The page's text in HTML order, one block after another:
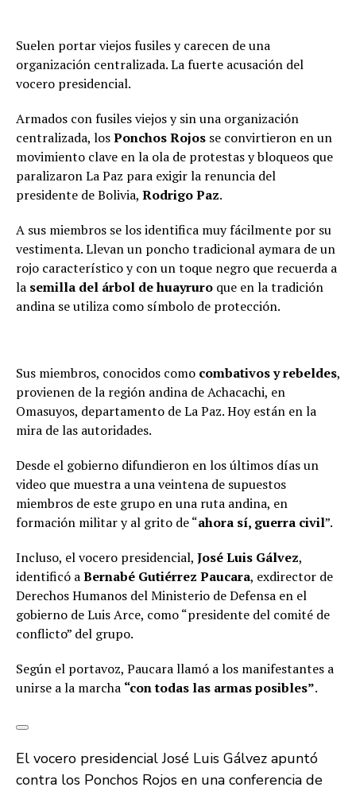
Suelen portar viejos fusiles y carecen de una
organización centralizada. La fuerte acusación del
vocero presidencial.
Armados con fusiles viejos y sin una organización
centralizada, losPonchos Rojos se convirtieron en un
movimiento clave en la ola de protestas y bloqueos que
paralizaron La Paz para exigir la renuncia del
presidente de Bolivia, Rodrigo Paz.
A sus miembros se los identifica muy fácilmente por su
vestimenta. Llevan un poncho tradicional aymara de un
rojo característico y con un toque negro que recuerda a
la semilla del árbol de huayruro que en la tradición
andina se utiliza como símbolo de protección.
Sus miembros, conocidos como combativos y rebeldes,
provienen de la región andina de Achacachi, en
Omasuyos, departamento de La Paz. Hoy están en la
mira de las autoridades.
Desde el gobierno difundieron en los últimos días un
video que muestra a una veintena de supuestos
miembros de este grupo en una ruta andina, en
formación militar y al grito de “ahora sí, guerra civil”.
Incluso, el vocero presidencial, José Luis Gálvez,
identificó aBernabé Gutiérrez Paucara, exdirector de
Derechos Humanos del Ministerio de Defensa en el
gobierno de Luis Arce, como “presidente del comité de
conflicto” del grupo.
Según el portavoz, Paucara llamó a los manifestantes a
unirse a la marcha “con todas las armas posibles”.
El vocero presidencial José Luis Gálvez apuntó
contra los Ponchos Rojos en una conferencia de